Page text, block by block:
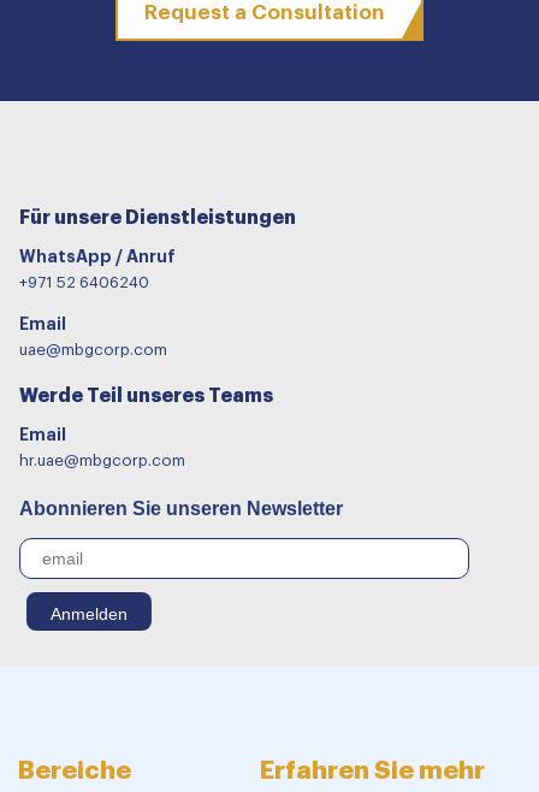
Request a Consultation
Für unsere Dienstleistungen
WhatsApp / Anruf
+971 52 6406240
Email
uae@mbgcorp.com
Werde Teil unseres Teams
Email
hr.uae@mbgcorp.com
Abonnieren Sie unseren Newsletter
Bereiche Erfahren Sie mehr